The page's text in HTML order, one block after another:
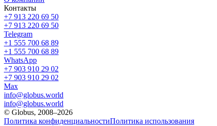
Контакты
+7 913 220 69 50
+7 913 220 69 50
Telegram
+1 555 700 68 89
+1 555 700 68 89
WhatsApp
+7 903 910 29 02
+7 903 910 29 02
Max
info@globus.world
info@globus.world
© Globus, 2008–2026
Политика конфиденциальностиПолитика использования